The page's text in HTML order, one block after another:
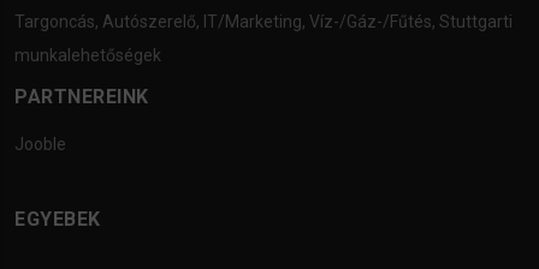
Targoncás, Autószerelő, IT/Marketing, Víz-/Gáz-/Fűtés, Stuttgarti
munkalehetőségek
PARTNEREINK
Jooble
EGYEBEK